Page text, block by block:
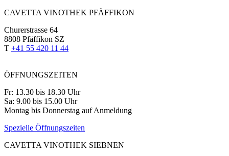
CAVETTA VINOTHEK PFÄFFIKON
Churerstrasse 64
8808 Pfäffikon SZ
T +41 55 420 11 44
ÖFFNUNGSZEITEN
Fr: 13.30 bis 18.30 Uhr
Sa: 9.00 bis 15.00 Uhr
Montag bis Donnerstag auf Anmeldung
Spezielle Öffnungszeiten
CAVETTA VINOTHEK SIEBNEN